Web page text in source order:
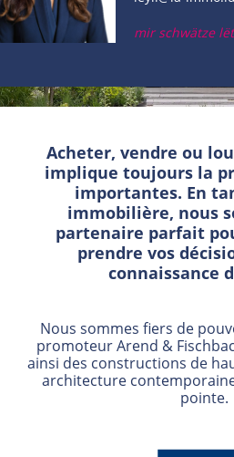
mir schwätze
Acheter, vendre ou
implique toujours la
importantes. En
immobilière, nous
partenaire parfait
prendre vos
connaissance
Nous sommes fiers de
promoteur Arend &
ainsi des constructions de
architecture
pointe.